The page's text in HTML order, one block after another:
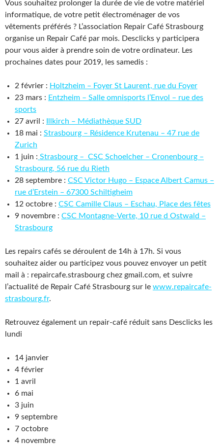
Vous souhaitez prolonger la durée de vie de votre matériel
informatique, de votre petit électroménager de vos
vêtements préférés ? L’association Repair Café Strasbourg
organise un Repair Café par mois. Desclicks y participera
pour vous aider à prendre soin de votre ordinateur. Les
prochaines dates pour 2019, les samedis :
2 février : Holtzheim – Foyer St Laurent, rue du Foyer
23 mars : Entzheim – Salle omnisports l’Envol – rue des
sports
27 avril :
Illkirch – Médiathèque SUD
18 mai : Strasbourg – Résidence Krutenau – 47 rue de
Zurich
1 juin : Strasbourg – CSC Schoelcher – Cronenbourg –
Strasbourg, 56 rue du Rieth
28 septembre : CSC Victor Hugo – Espace Albert Camus –
rue d’Erstein – 67300 Schiltigheim
12 octobre : CSC Camille Claus – Eschau, Place des fêtes
9 novembre : CSC Montagne-Verte, 10 rue d Ostwald –
Strasbourg
Les repairs cafés se déroulent de 14h à 17h. Si vous
souhaitez aider ou participez vous pouvez envoyer un petit
mail à : repaircafe.strasbourg chez gmail.com, et suivre
l’actualité de Repair Café Strasbourg sur le www.repaircafe-
strasbourg.fr.
Retrouvez également un repair-café réduit sans Desclicks les
lundi
14 janvier
4 février
1 avril
6 mai
3 juin
9 septembre
7 octobre
4 novembre